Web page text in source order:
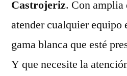
Castrojeriz. Con
atender cualquier equipo
gama blanca que esté
Y que necesite la